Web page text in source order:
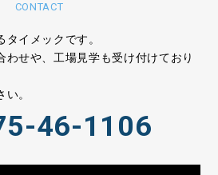
CONTACT
イメックです。
わせや、工場見学も受け付けており
。
46-1106